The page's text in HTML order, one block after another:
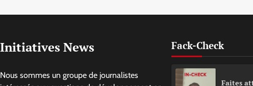
Initiatives News
Nous sommes un groupe de journalistes
Fack-Check
Faites